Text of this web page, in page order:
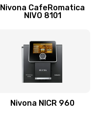
Nivona CafeRomatica
NIVO 8101
Nivona NICR 960